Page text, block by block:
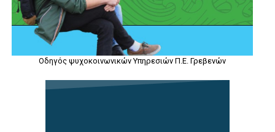
Οδηγός ψυχοκοινωνικών Υπηρεσιών Π.Ε. Γρεβενών